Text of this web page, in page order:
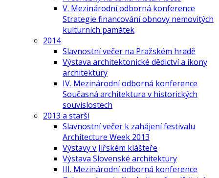
V. Mezinárodní odborná konference
Strategie financování obnovy nemovitých
kulturních památek
2014
Slavnostní večer na Pražském hradě
Výstava architektonické dědictví a ikony
architektury
IV. Mezinárodní odborná konference
Současná architektura v historických
souvislostech
2013 a starší
Slavnostní večer k zahájení festivalu
Architecture Week 2013
Výstavy v Jiřském klášteře
Výstava Slovenské architektury
III. Mezinárodní odborná konference